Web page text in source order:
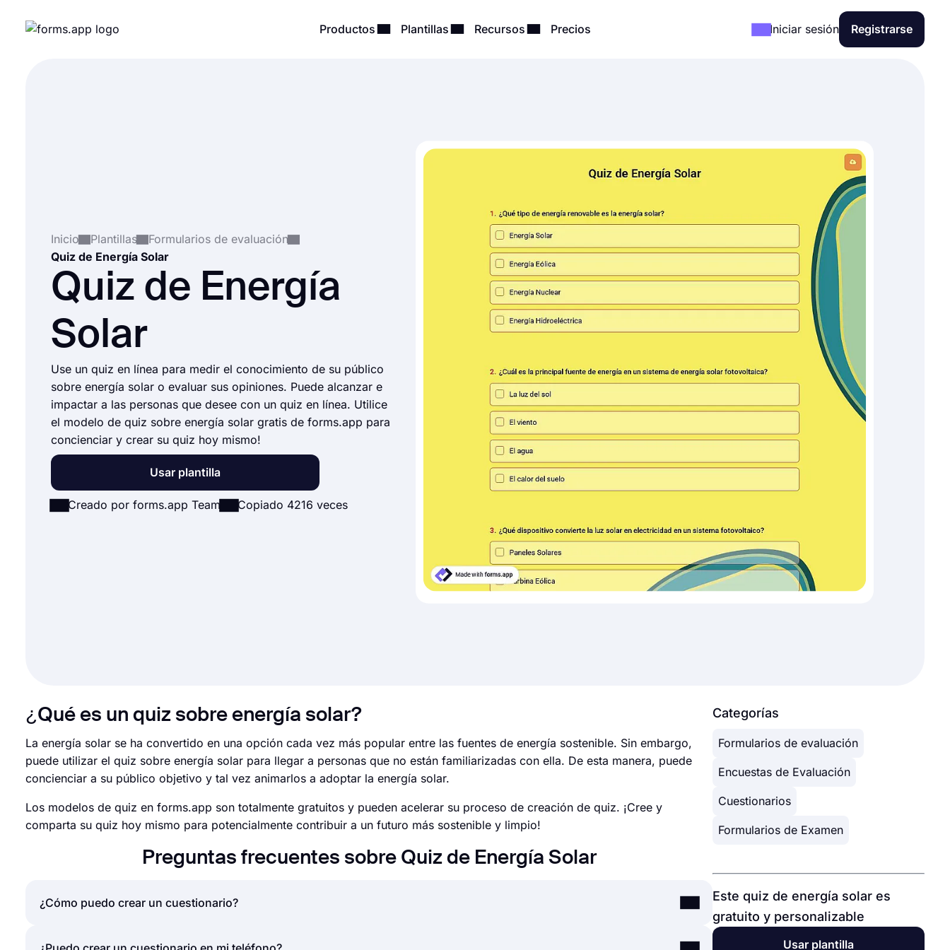
Productos Plantillas Recursos Precios Iniciar sesión Registrarse
Inicio Plantillas
Formularios de evaluación
Quiz de Energía Solar
Quiz de Energía
Solar
Use un quiz en línea para medir el conocimiento de su público
sobre energía solar o evaluar sus opiniones. Puede alcanzar e
impactar a las personas que desee con un quiz en línea. Utilice
el modelo de quiz sobre energía solar gratis de forms.app para
concienciar y crear su quiz hoy mismo!
Usar plantilla
Creado por forms.app Team Copiado 4216 veces
¿Qué es un quiz sobre energía solar?
La energía solar se ha convertido en una opción cada vez más popular entre las fuentes de energía sostenible. Sin embargo,
puede utilizar el quiz sobre energía solar para llegar a personas que no están familiarizadas con ella. De esta manera, puede
concienciar a su público objetivo y tal vez animarlos a adoptar la energía solar.
Los modelos de quiz en forms.app son totalmente gratuitos y pueden acelerar su proceso de creación de quiz. ¡Cree y
comparta su quiz hoy mismo para potencialmente contribuir a un futuro más sostenible y limpio!
Preguntas frecuentes sobre Quiz de Energía Solar
¿Cómo puedo crear un cuestionario?
Categorías
Formularios de evaluación
Encuestas de Evaluación
Cuestionarios
Formularios de Examen
Este quiz de energía solar es
gratuito y personalizable
Usar plantilla